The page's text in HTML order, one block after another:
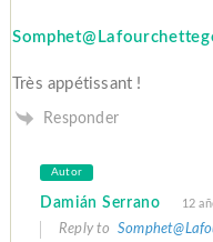
Très appétissant !
Responder
Autor
Damián Serrano 12
Reply to